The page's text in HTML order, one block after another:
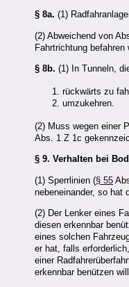
§ 8a. (1)
(2) Abweichend von
Fahrtrichtung
§ 8b. (1) In Tunneln,
rückwärts zu
umzukehren.
(2) Muss wegen einer
Abs. 1 Z 1c
§ 9. Verhalten bei
(1) Sperrlinien (§ 55
nebeneinander, so hat
(2) Der Lenker eines
diesen erkennbar
eines solchen
er hat, falls
einer
erkennbar benützen